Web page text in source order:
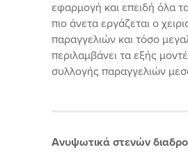
εφαρμογή και επειδή όλα
πιο άνετα εργάζεται ο
παραγγελιών και τόσο
περιλαμβάνει τα εξής
συλλογής παραγγελιών
Ανυψωτικά στενών